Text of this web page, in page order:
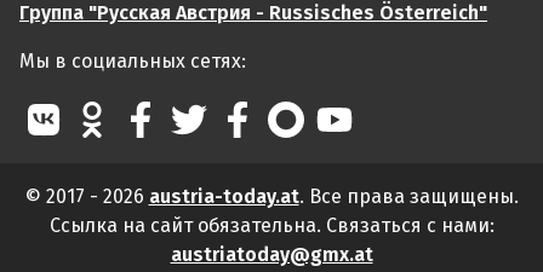
Группа "Русская Австрия - Russisches Österreich"
Мы в социальных сетях:
© 2017 - 2026 austria-today.at. Все права защищены.
Ссылка на сайт обязательна. Связаться с нами:
austriatoday@gmx.at